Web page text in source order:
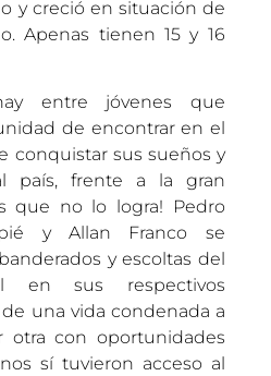
y creció en situación de
Apenas tienen 15 y 16
entre jóvenes que
de encontrar en el
conquistar sus sueños y
país, frente a la gran
que no lo logra! Pedro
y Allan Franco se
y escoltas del
en sus respectivos
una vida condenada a
otra con oportunidades
sí tuvieron acceso al